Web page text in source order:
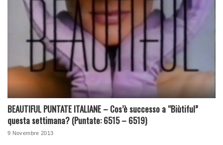
BEAUTIFUL PUNTATE ITALIANE – Cos’è successo a “Biùtiful”
questa settimana? (Puntate: 6515 – 6519)
9 Novembre 2013